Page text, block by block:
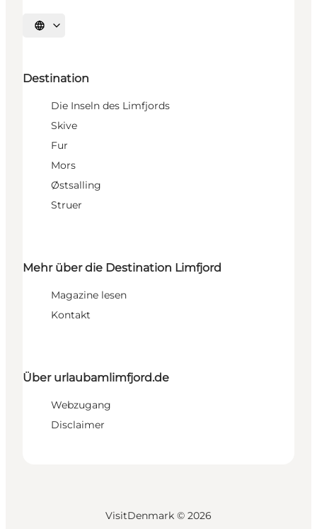
Sprache auswählen
Destination
Die Inseln des Limfjords
Skive
Fur
Mors
Østsalling
Struer
Mehr über die Destination Limfjord
Magazine lesen
Kontakt
Über urlaubamlimfjord.de
Webzugang
Disclaimer
VisitDenmark © 2026